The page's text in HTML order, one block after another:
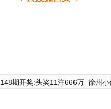
期开奖:头奖11注666万 徐州